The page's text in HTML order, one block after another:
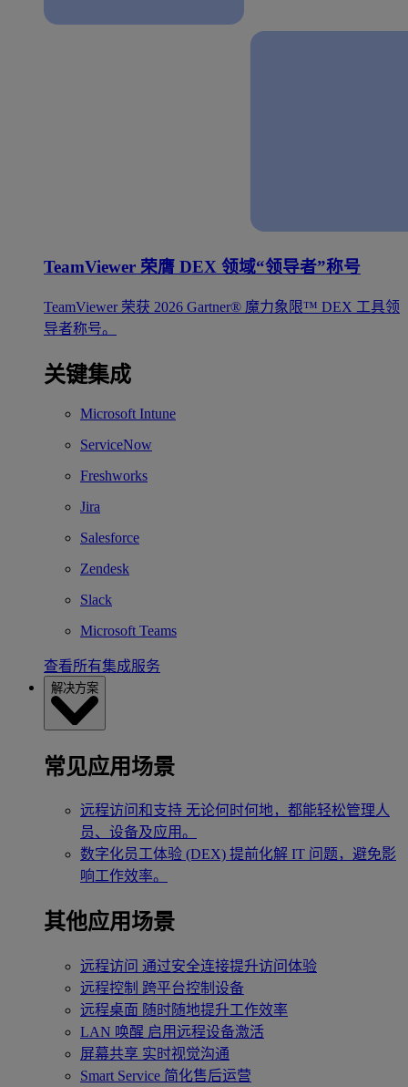
TeamViewer 荣膺 DEX 领域“领导者”称号
TeamViewer 荣获 2026 Gartner® 魔力象限™ DEX 工具领
导者称号。
关键集成
Microsoft Intune
ServiceNow
Freshworks
Jira
Salesforce
Zendesk
Slack
Microsoft Teams
查看所有集成服务
解决方案
常见应用场景
远程访问和支持 无论何时何地，都能轻松管理人
员、设备及应用。
数字化员工体验 (DEX) 提前化解 IT 问题，避免影
响工作效率。
其他应用场景
远程访问 通过安全连接提升访问体验
远程控制 跨平台控制设备
远程桌面 随时随地提升工作效率
LAN 唤醒 启用远程设备激活
屏幕共享 实时视觉沟通
Smart Service 简化售后运营